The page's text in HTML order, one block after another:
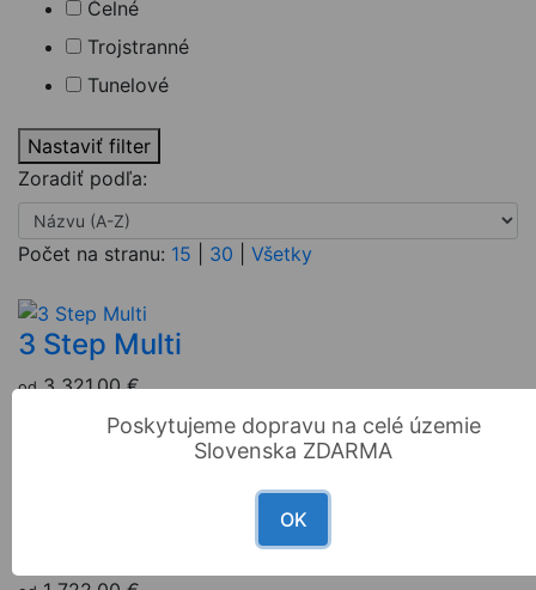
Čelné
Trojstranné
Tunelové
Nastaviť filter
Zoradiť podľa:
Počet na stranu: 15 30 Všetky
3 Step Multi
od 3 321,00 €
Cassette Multi
Cassette Pro Multi
Poskytujeme dopravu na celé územie
Slovenska ZDARMA
OK